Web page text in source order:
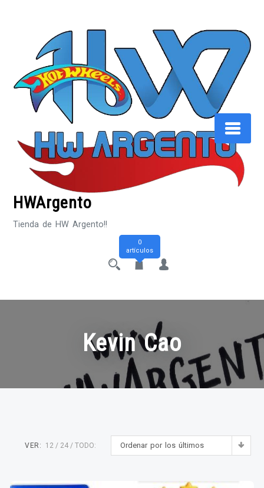
HWArgento
Tienda de HW Argento!!
0
artículos
Kevin Cao
Ordenar por los últimos
VER: 12 24 TODO: